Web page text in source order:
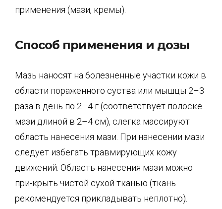
применения (мази, кремы).
Способ применения и дозы
Мазь наносят на болезненные участки кожи в
области пораженного суства или мышцы 2–3
раза в день по 2–4 г (соответствует полоске
мази длиной в 2–4 см), слегка массируют
область нанесения мази. При нанесении мази
следует избегать травмирующих кожу
движений. Область нанесения мази можно
при-крыть чистой сухой тканью (ткань
рекомендуется прикладывать неплотно).